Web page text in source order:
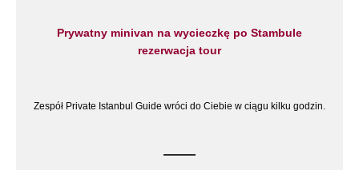
Prywatny minivan na wycieczkę po Stambule
rezerwacja tour
Zespół Private Istanbul Guide wróci do Ciebie w ciągu kilku godzin.